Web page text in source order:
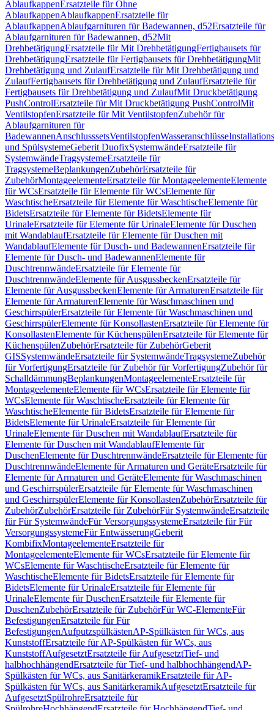
AblaufkappenErsatzteile für Ohne
AblaufkappenAblaufkappenErsatzteile für
AblaufkappenAblaufgarnituren für Badewannen, d52Ersatzteile für
Ablaufgarnituren für Badewannen, d52Mit
DrehbetätigungErsatzteile für Mit DrehbetätigungFertigbausets für
DrehbetätigungErsatzteile für Fertigbausets für DrehbetätigungMit
Drehbetätigung und ZulaufErsatzteile für Mit Drehbetätigung und
ZulaufFertigbausets für Drehbetätigung und ZulaufErsatzteile für
Fertigbausets für Drehbetätigung und ZulaufMit Druckbetätigung
PushControlErsatzteile für Mit Druckbetätigung PushControlMit
VentilstopfenErsatzteile für Mit VentilstopfenZubehör für
Ablaufgarnituren für
BadewannenAnschlusssetsVentilstopfenWasseranschlüsse
und SpülsystemeGeberit DuofixSystemwändeErsatzteile für
SystemwändeTragsystemeErsatzteile für
TragsystemeBeplankungenZubehörErsatzteile für
ZubehörMontageelementeErsatzteile für MontageelementeElemente
für WCsErsatzteile für Elemente für WCsElemente für
WaschtischeErsatzteile für Elemente für WaschtischeElemente für
BidetsErsatzteile für Elemente für BidetsElemente für
UrinaleErsatzteile für Elemente für UrinaleElemente für Duschen
mit WandablaufErsatzteile für Elemente für Duschen mit
WandablaufElemente für Dusch- und BadewannenErsatzteile für
Elemente für Dusch- und BadewannenElemente für
DuschtrennwändeErsatzteile für Elemente für
DuschtrennwändeElemente für AusgussbeckenErsatzteile für
Elemente für AusgussbeckenElemente für ArmaturenErsatzteile für
Elemente für ArmaturenElemente für Waschmaschinen und
GeschirrspülerErsatzteile für Elemente für Waschmaschinen und
GeschirrspülerElemente für KonsollastenErsatzteile für Elemente für
KonsollastenElemente für KüchenspülenErsatzteile für Elemente für
KüchenspülenZubehörErsatzteile für ZubehörGeberit
GISSystemwändeErsatzteile für SystemwändeTragsystemeZubehör
für VorfertigungErsatzteile für Zubehör für VorfertigungZubehör für
SchalldämmungBeplankungenMontageelementeErsatzteile für
MontageelementeElemente für WCsErsatzteile für Elemente für
WCsElemente für WaschtischeErsatzteile für Elemente für
WaschtischeElemente für BidetsErsatzteile für Elemente für
BidetsElemente für UrinaleErsatzteile für Elemente für
UrinaleElemente für Duschen mit WandablaufErsatzteile für
Elemente für Duschen mit WandablaufElemente für
DuschenElemente für DuschtrennwändeErsatzteile für Elemente für
DuschtrennwändeElemente für Armaturen und GeräteErsatzteile für
Elemente für Armaturen und GeräteElemente für Waschmaschinen
und GeschirrspülerErsatzteile für Elemente für Waschmaschinen
und GeschirrspülerElemente für KonsollastenZubehörErsatzteile für
ZubehörZubehörErsatzteile für ZubehörFür SystemwändeErsatzteile
für Für SystemwändeFür VersorgungssystemeErsatzteile für Für
VersorgungssystemeFür EntwässerungGeberit
KombifixMontageelementeErsatzteile für
MontageelementeElemente für WCsErsatzteile für Elemente für
WCsElemente für WaschtischeErsatzteile für Elemente für
WaschtischeElemente für BidetsErsatzteile für Elemente für
BidetsElemente für UrinaleErsatzteile für Elemente für
UrinaleElemente für DuschenErsatzteile für Elemente für
DuschenZubehörErsatzteile für ZubehörFür WC-ElementeFür
BefestigungenErsatzteile für Für
BefestigungenAufputzspülkästenAP-Spülkästen für WCs, aus
KunststoffErsatzteile für AP-Spülkästen für WCs, aus
KunststoffAufgesetztErsatzteile für AufgesetztTief- und
halbhochhängendErsatzteile für Tief- und halbhochhängendAP-
Spülkästen für WCs, aus SanitärkeramikErsatzteile für AP-
Spülkästen für WCs, aus SanitärkeramikAufgesetztErsatzteile für
AufgesetztSpülrohreErsatzteile für